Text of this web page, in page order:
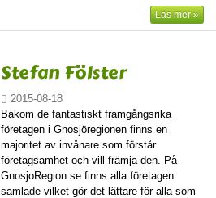
Läs mer »
Stefan Fölster
2015-08-18
Bakom de fantastiskt framgångsrika
företagen i Gnosjöregionen finns en
majoritet av invånare som förstår
företagsamhet och vill främja den. På
GnosjoRegion.se finns alla företagen
samlade vilket gör det lättare för alla som